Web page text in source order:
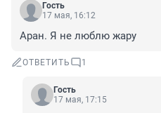
Гость
17 мая, 16:12
Аран. Я не люблю жару
ОТВЕТИТЬ 1
Гость
17 мая, 17:15